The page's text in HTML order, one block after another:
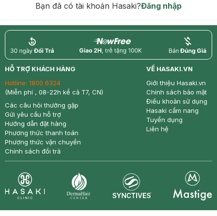
Bạn đã có tài khoản Hasaki?Đăng nhập
return nowfree price
HỖ TRỢ KHÁCH HÀNG
Hotline: 1800 6324
(Miễn phí , 08-22h kể cả T7, CN)
Các câu hỏi thường gặp
Gửi yêu cầu hỗ trợ
Hướng dẫn đặt hàng
Phương thức thanh toán
Phương thức vận chuyển
Chính sách đổi trả
VỀ HASAKI.VN
Giới thiệu Hasaki.vn
Chính sách bảo mật
Điều khoản sử dụng
Hasaki cẩm nang
Tuyển dụng
Liên hệ